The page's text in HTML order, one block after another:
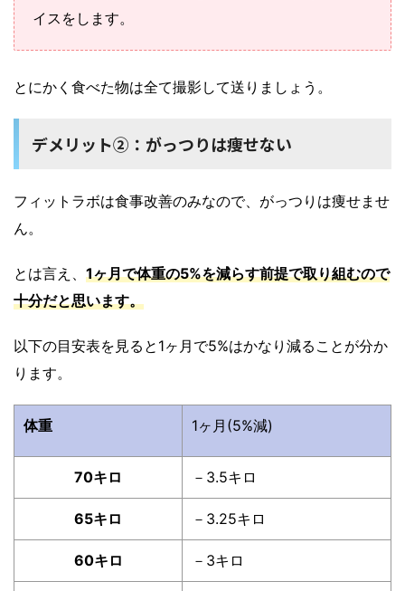
イスをします。
とにかく食べた物は全て撮影して送りましょう。
デメリット②：がっつりは痩せない
フィットラボは食事改善のみなので、がっつりは痩せませ
ん。
とは言え、 1ヶ月で体重の5%を減らす前提で取り組むので
十分だと思います。
以下の目安表を見ると1ヶ月で5%はかなり減ることが分か
ります。
体重 1ヶ月(5%減)
70キロ －3.5キロ
65キロ －3.25キロ
60キロ －3キロ